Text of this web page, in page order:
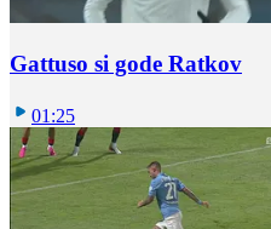
Gattuso si gode Ratkov
01:25